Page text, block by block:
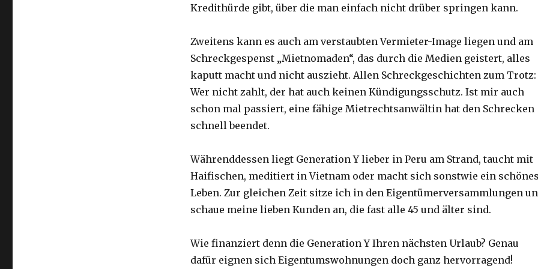
Kredithürde gibt, über die man einfach nicht drüber springen kann.
Zweitens kann es auch am verstaubten Vermieter-Image liegen und am
Schreckgespenst „Mietnomaden“, das durch die Medien geistert, alles
kaputt macht und nicht auszieht. Allen Schreckgeschichten zum Trotz:
Wer nicht zahlt, der hat auch keinen Kündigungsschutz. Ist mir auch
schon mal passiert, eine fähige Mietrechtsanwältin hat den Schrecken
schnell beendet.
Währenddessen liegt Generation Y lieber in Peru am Strand, taucht mit
Haifischen, meditiert in Vietnam oder macht sich sonstwie ein
Leben. Zur gleichen Zeit sitze ich in den Eigentümerversammlungen
schaue meine lieben Kunden an, die fast alle 45 und älter sind.
Wie finanziert denn die Generation Y Ihren nächsten Urlaub? Genau
dafür eignen sich Eigentumswohnungen doch ganz hervorragend!